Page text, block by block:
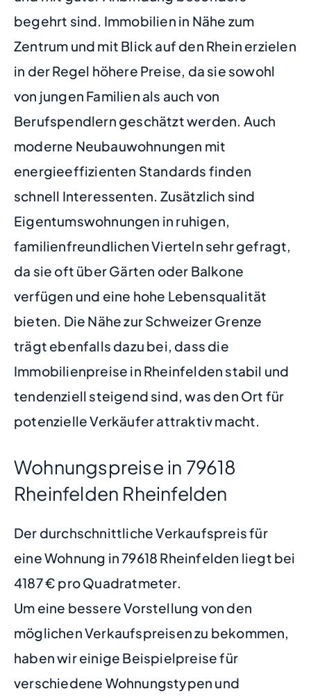
begehrt sind. Immobilien in Nähe zum
Zentrum und mit Blick auf den Rhein erzielen
in der Regel höhere Preise, da sie sowohl
von jungen Familien als auch von
Berufspendlern geschätzt werden. Auch
moderne Neubauwohnungen mit
energieeffizienten Standards finden
schnell Interessenten. Zusätzlich sind
Eigentumswohnungen in ruhigen,
familienfreundlichen Vierteln sehr gefragt,
da sie oft über Gärten oder Balkone
verfügen und eine hohe Lebensqualität
bieten. Die Nähe zur Schweizer Grenze
trägt ebenfalls dazu bei, dass die
Immobilienpreise in Rheinfelden stabil und
tendenziell steigend sind, was den Ort für
potenzielle Verkäufer attraktiv macht.
Wohnungspreise in 79618
Rheinfelden Rheinfelden
Der durchschnittliche Verkaufspreis für
eine Wohnung in 79618 Rheinfelden liegt bei
4187 € pro Quadratmeter.
Um eine bessere Vorstellung von den
möglichen Verkaufspreisen zu bekommen,
haben wir einige Beispielpreise für
verschiedene Wohnungstypen und